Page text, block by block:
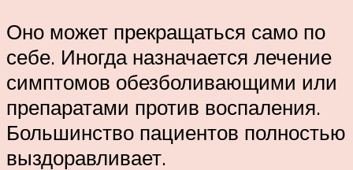
Оно может прекращаться само по
себе. Иногда назначается лечение
симптомов обезболивающими или
препаратами против воспаления.
Большинство пациентов полностью
выздоравливает.